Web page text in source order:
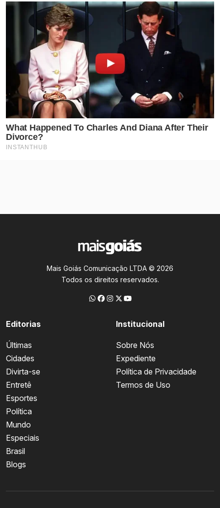
Mais Goiás Comunicação LTDA © 2026
Todos os direitos reservados.
Editorias
Últimas
Cidades
Divirta-se
Entretê
Esportes
Política
Mundo
Especiais
Brasil
Blogs
Institucional
Sobre Nós
Expediente
Política de Privacidade
Termos de Uso